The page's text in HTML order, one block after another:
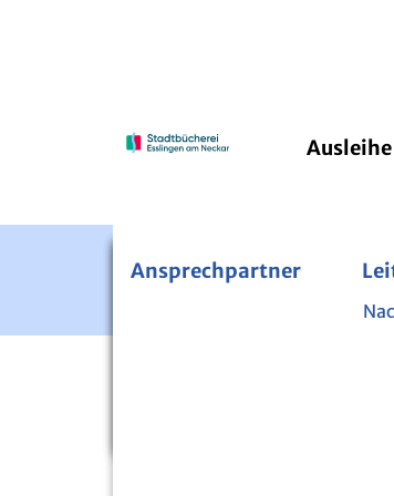
Ausleihe
Bücherei im Pfleghof
24/7 Onleihe
Ansprechpartner